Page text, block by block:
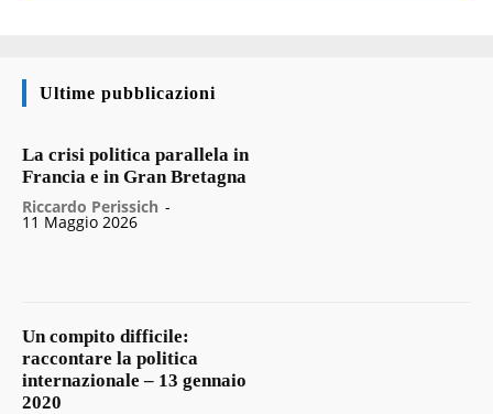
Ultime pubblicazioni
La crisi politica parallela in
Francia e in Gran Bretagna
Riccardo Perissich -
11 Maggio 2026
Un compito difficile:
raccontare la politica
internazionale – 13 gennaio
2020